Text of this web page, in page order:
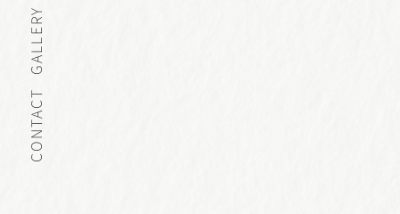
GALLERY
CONTACT